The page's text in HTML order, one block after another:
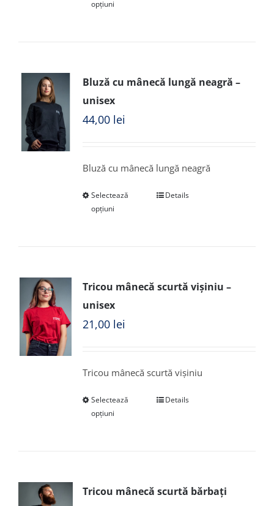
opțiuni
Bluză cu mânecă lungă neagră –
unisex
44,00 lei
Bluză cu mânecă lungă neagră
Selectează
opțiuni
Details
Tricou mânecă scurtă vișiniu –
unisex
21,00 lei
Tricou mânecă scurtă vișiniu
Selectează
opțiuni
Details
Tricou mânecă scurtă bărbați